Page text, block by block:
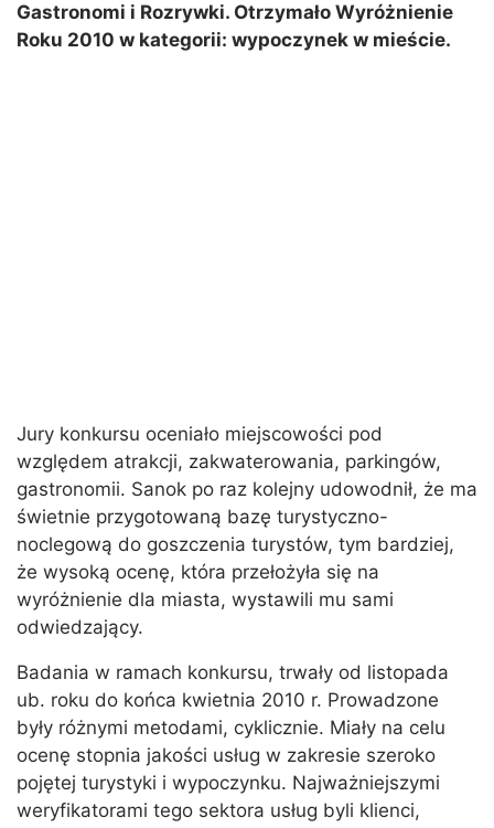
Gastronomi i Rozrywki. Otrzymało Wyróżnienie
Roku 2010 w kategorii: wypoczynek w mieście.
Jury konkursu oceniało miejscowości pod
względem atrakcji, zakwaterowania, parkingów,
gastronomii. Sanok po raz kolejny udowodnił, że ma
świetnie przygotowaną bazę turystyczno-
noclegową do goszczenia turystów, tym bardziej,
że wysoką ocenę, która przełożyła się na
wyróżnienie dla miasta, wystawili mu sami
odwiedzający.
Badania w ramach konkursu, trwały od listopada
ub. roku do końca kwietnia 2010 r. Prowadzone
były różnymi metodami, cyklicznie. Miały na celu
ocenę stopnia jakości usług w zakresie szeroko
pojętej turystyki i wypoczynku. Najważniejszymi
weryfikatorami tego sektora usług byli klienci,